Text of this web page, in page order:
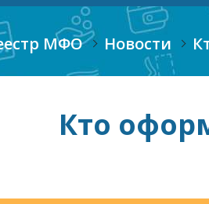
МФО Новости
Кто